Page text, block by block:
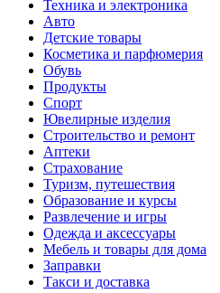
Техника и электроника
Авто
Детские товары
Косметика и парфюмерия
Обувь
Продукты
Спорт
Ювелирные изделия
Строительство и ремонт
Аптеки
Страхование
Туризм, путешествия
Образование и курсы
Развлечение и игры
Одежда и аксессуары
Мебель и товары для дома
Заправки
Такси и доставка